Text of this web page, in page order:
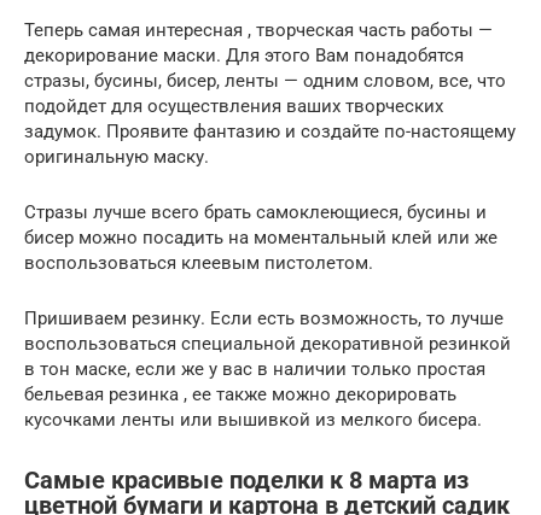
Теперь самая интересная , творческая часть работы —
декорирование маски. Для этого Вам понадобятся
стразы, бусины, бисер, ленты — одним словом, все, что
подойдет для осуществления ваших творческих
задумок. Проявите фантазию и создайте по-настоящему
оригинальную маску.
Стразы лучше всего брать самоклеющиеся, бусины и
бисер можно посадить на моментальный клей или же
воспользоваться клеевым пистолетом.
Пришиваем резинку. Если есть возможность, то лучше
воспользоваться специальной декоративной резинкой
в тон маске, если же у вас в наличии только простая
бельевая резинка , ее также можно декорировать
кусочками ленты или вышивкой из мелкого бисера.
Самые красивые поделки к 8 марта из
цветной бумаги и картона в детский садик